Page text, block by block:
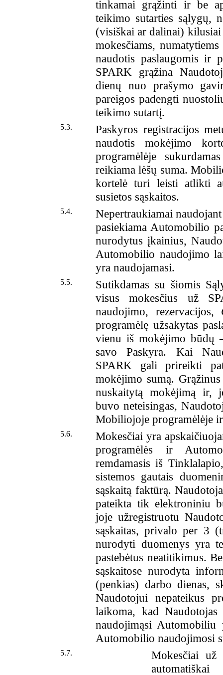
tinkamai grąžinti ir be
teikimo sutarties sąlygų,
(visiškai ar dalinai) kilusiai
mokesčiams,
naudotis paslaugomis ir
SPARK grąžina
dienų nuo prašymo
pareigos padengti
teikimo sutartį.
5.3.
Paskyros registracijos
naudotis mokėjimo
programėlėje
reikiama lėšų suma.
kortelė turi leisti atlikti
susietos sąskaitos.
5.4.
Nepertraukiamai
pasiekiama Automobilio
nurodytus įkainius,
Automobilio naudojimo
yra naudojamasi.
5.5.
Sutikdamas su šiomis
visus mokesčius už
naudojimo, rezervacijos,
programėlę užsakytas
vienu iš mokėjimo būdų
savo Paskyra. Kai
SPARK gali prireikti
mokėjimo sumą.
nuskaitytą mokėjimą ir,
buvo neteisingas,
Mobiliojoje programėlėje
5.6.
Mokesčiai yra
programėlės ir
remdamasis iš
sistemos gautais
sąskaitą faktūrą.
pateikta tik elektroniniu
joje užregistruotu
sąskaitas, privalo per 3
nurodyti duomenys yra
pastebėtus neatitikimus.
sąskaitose nurodyta
(penkias) darbo dienas,
Naudotojui nepateikus
laikoma, kad Naudotojas
naudojimąsi Automobiliu
Automobilio naudojimosi
5.7.
Mokesčiai už